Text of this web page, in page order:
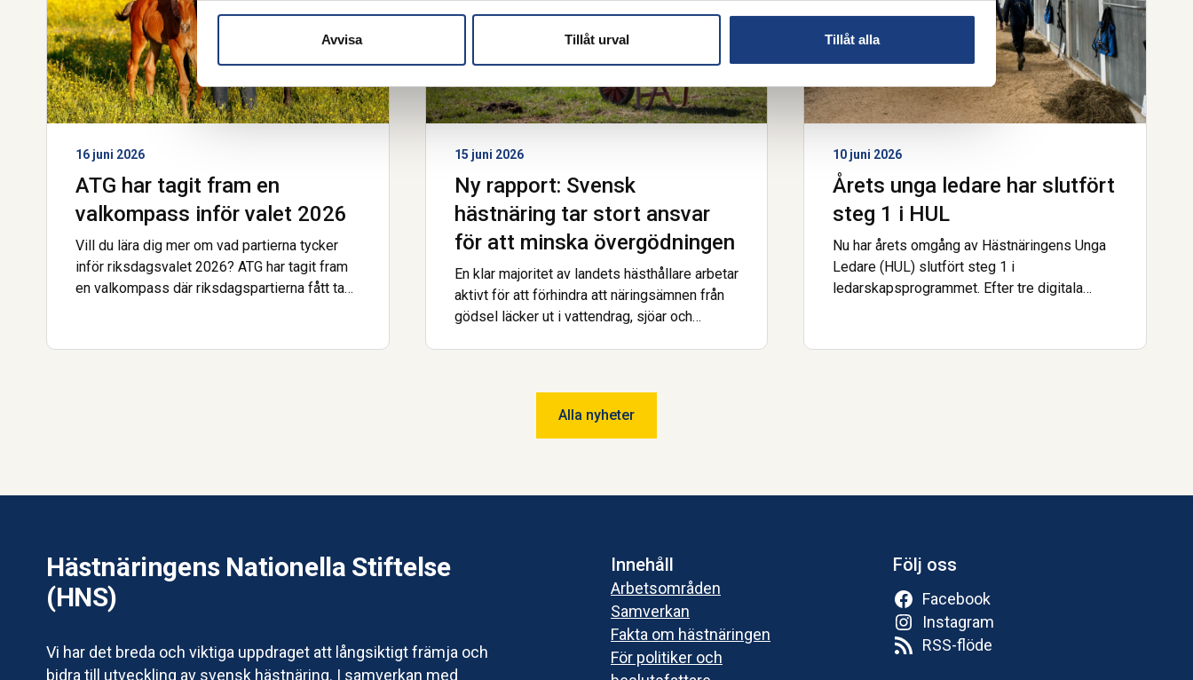
Avvisa Tillåt urval Tillåt alla
16 juni 2026
ATG har tagit fram en
valkompass inför valet 2026
Vill du lära dig mer om vad partierna tycker
inför riksdagsvalet 2026? ATG har tagit fram
en valkompass där riksdagspartierna fått ta
framtid.
15 juni 2026
Ny rapport: Svensk
hästnäring tar stort ansvar
för att minska övergödningen
En klar majoritet av landets hästhållare arbetar
aktivt för att förhindra att näringsämnen från
gödsel läcker ut i vattendrag, sjöar och
ekonomiska förutsättningar och tillgång till
10 juni 2026
Årets unga ledare har slutfört
steg 1 i HUL
Nu har årets omgång av Hästnäringens Unga
Ledare (HUL) slutfört steg 1 i
ledarskapsprogrammet. Efter tre digitala
examinerande uppgift kan deltagarna nu
Alla nyheter
Hästnäringens Nationella Stiftelse
(HNS)
Vi har det breda och viktiga uppdraget att långsiktigt främja och
bidra till utveckling av svensk hästnäring. I samverkan med
Innehåll
Arbetsområden
Samverkan
Fakta om hästnäringen
För politiker och
Följ oss
Facebook
Instagram
RSS-flöde